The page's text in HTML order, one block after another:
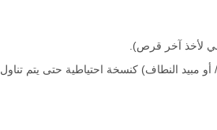
مبيد النطاف) كنسخة احتياطية حتى يتم تناول